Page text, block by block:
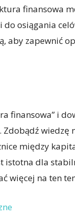
finansowa
osiągania
aby zapewnić
finansowa” i
wiedzę
między
istotna dla
więcej na ten